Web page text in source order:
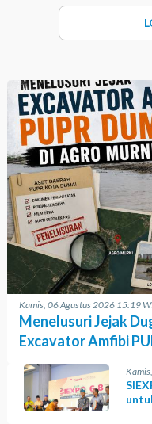
Kamis, 06 Agustus 2026 15:19
Menelusuri Jejak
Excavator Amfibi